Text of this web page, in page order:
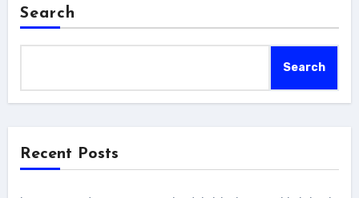
Search
Search
Recent Posts